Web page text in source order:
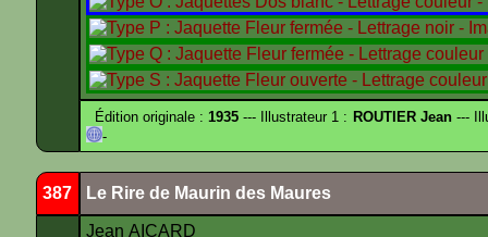
Édition originale :1935 --- Illustrateur 1 : ROUTIER Jean---
-
387 Le Rire de Maurin des Maures
Jean AICARD